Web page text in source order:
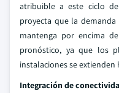
atribuible a este ciclo
proyecta que la
mantenga por encima
pronóstico, ya que los
instalaciones se extienden
Integración de